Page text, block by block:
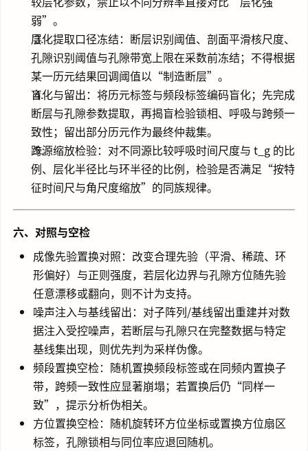
弱”。
层化提取口径冻结：断层识别阈值、剖面平滑核尺度、
孔隙识别阈值与孔隙带宽上限在采数前冻结；不得根据
某一历元结果回调阈值以“制造断层”。
盲化与留出：将历元标签与频段标签编码盲化；先完成
断层与孔隙参数提取，再揭盲检验锁相、呼吸与跨频一
致性；留出部分历元作为最终仲裁集。
跨源缩放检验：对不同源比较呼吸时间尺度与 t_g 的比
例、层化半径比与环半径的比例，检验是否满足“按特
征时间尺与角尺度缩放”的同族规律。
六、对照与空检
成像先验置换对照：改变合理先验（平滑、稀疏、环
形偏好）与正则强度，若层化边界与孔隙方位随先验
任意漂移或翻向，则不计为支持。
噪声注入与基线留出：对子阵列/基线留出重建并对数
据注入受控噪声，若断层与孔隙只在完整数据与特定
基线集出现，则优先判为采样伪像。
频段置换空检：随机置换频段标签或在同频内置换子
带，跨频一致性应显著崩塌；若置换后仍“同样一
致”，提示分析伪相关。
方位置换空检：随机旋转环方位坐标或置换方位扇区
标签，孔隙锁相与同位率应退回随机。